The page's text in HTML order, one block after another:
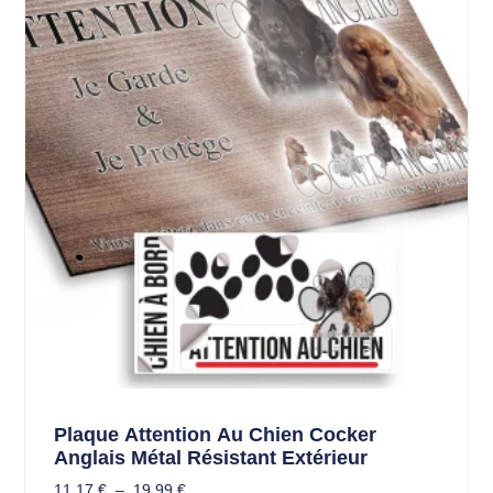
Plaque Attention Au Chien Cocker
Anglais Métal Résistant Extérieur